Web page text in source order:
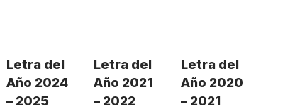
Letra del
Año 2024
– 2025
Letra del
Año 2021
– 2022
Letra del
Año 2020
– 2021